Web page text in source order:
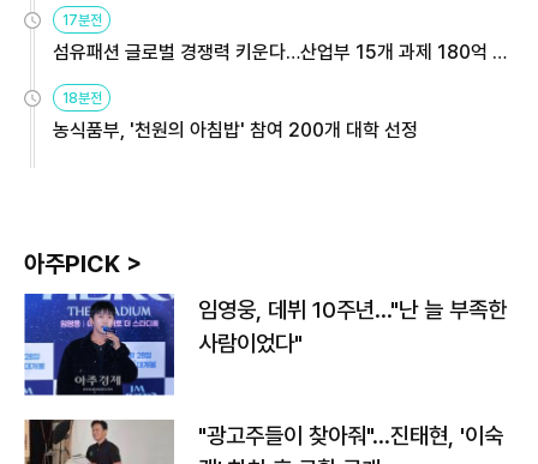
17분전
섬유패션 글로벌 경쟁력 키운다…산업부 15개 과제 180억 지
18분전
농식품부, '천원의 아침밥' 참여 200개 대학 선정
아주PICK >
임영웅, 데뷔 10주년…"난 늘 부족한
사람이었다"
"광고주들이 찾아줘"…진태현, '이숙